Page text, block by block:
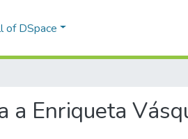
of DSpace
a Enriqueta